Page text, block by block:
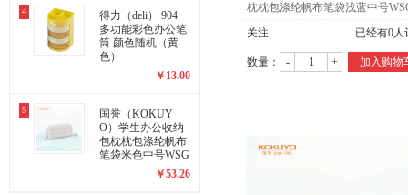
4
得力（deli） 904
多功能彩色办公笔
筒 颜色随机（黄
色）
￥ 13.00
5
国誉（KOKUY
O）学生办公收纳
包枕枕包涤纶帆布
笔袋米色中号WSG
￥53.26
枕枕包涤纶帆布笔袋浅蓝中号
KUK261LB
关注 已经有0人
数量： - + 加入购物